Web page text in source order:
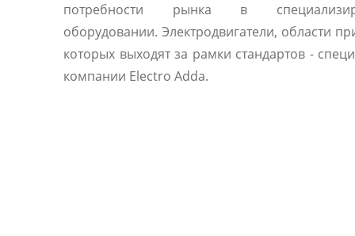
потребности рынка в
оборудовании. Электродвигатели, области
которых выходят за рамки стандартов -
компании Electro Adda.